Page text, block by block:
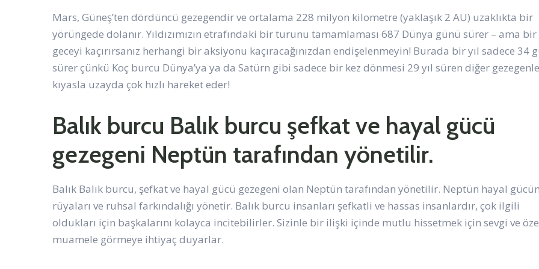
Mars, Güneş’ten dördüncü gezegendir ve ortalama 228 milyon kilometre (yaklaşık 2 AU) uzaklıkta bir
yörüngede dolanır. Yıldızımızın etrafındaki bir turunu tamamlaması 687 Dünya günü sürer – ama bir
geceyi kaçırırsanız herhangi bir aksiyonu kaçıracağınızdan endişelenmeyin! Burada bir yıl sadece 34
sürer çünkü Koç burcu Dünya’ya ya da Satürn gibi sadece bir kez dönmesi 29 yıl süren diğer
kıyasla uzayda çok hızlı hareket eder!
Balık burcu Balık burcu şefkat ve hayal gücü
gezegeni Neptün tarafından yönetilir.
Balık Balık burcu, şefkat ve hayal gücü gezegeni olan Neptün tarafından yönetilir. Neptün hayal
rüyaları ve ruhsal farkındalığı yönetir. Balık burcu insanları şefkatli ve hassas insanlardır, çok ilgili
oldukları için başkalarını kolayca incitebilirler. Sizinle bir ilişki içinde mutlu hissetmek için sevgi ve
muamele görmeye ihtiyaç duyarlar.